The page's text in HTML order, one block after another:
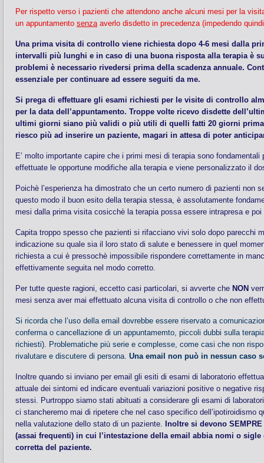
Per rispetto verso i pazienti che attendono anche alcuni mesi per la
un appuntamento senzaaverlo disdetto in precedenza (impedendo
Una prima visita di controllo viene richiesta dopo 4-6 mesi dalla
intervalli più lunghi e in caso di una buona risposta alla terapia è
problemi è necessario rivedersi prima della scadenza annuale.
essenziale per continuare ad essere seguiti da me.
Si prega di effettuare gli esami richiesti per le visite di controllo
per la data dell’appuntamento. Troppe volte ricevo disdette
ultimi giorni siano più validi o più utili di quelli fatti 20 giorni
riesco più ad inserire un paziente, magari in attesa di poter
E’ molto importante capire che i primi mesi di terapia sono
effettuate le opportune modifiche alla terapia e viene personalizzato il
Poichè l’esperienza ha dimostrato che un certo numero di pazienti
questo modo il buon esito della terapia stessa, è assolutamente
mesi dalla prima visita cosicchè la terapia possa essere intrapresa e
Capita troppo spesso che pazienti si rifacciano vivi solo dopo parecchi
indicazione su quale sia il loro stato di salute e benessere in quel
richiesta a cui è pressochè impossibile rispondere correttamente in
effettivamente seguita nel modo corretto.
Per tutte queste ragioni, eccetto casi particolari, si avverte che NON
mesi senza aver mai effettuato alcuna visita di controllo o che non
Si ricorda che l’uso della email dovrebbe essere riservato a
conferma o cancellazione di un appuntamemto, piccoli dubbi sulla
richiesti). Problematiche più serie e complesse, come casi che non
rivalutare e discutere di persona. Una email non può in nessun caso
Inoltre quando si inviano per email gli esiti di esami di laboratorio
attuale dei sintomi ed indicare eventuali variazioni positive o negative
stessi. Purtroppo siamo stati abituati a considerare gli esami di
ci stancheremo mai di ripetere che nel caso specifico
nella valutazione dello stato di un paziente. Inoltre si devono
(assai frequenti) in cui l’intestazione della email abbia nomi o
corretta del paziente.